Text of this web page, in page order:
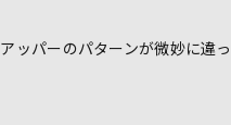
アッパーのパターンが微妙に違